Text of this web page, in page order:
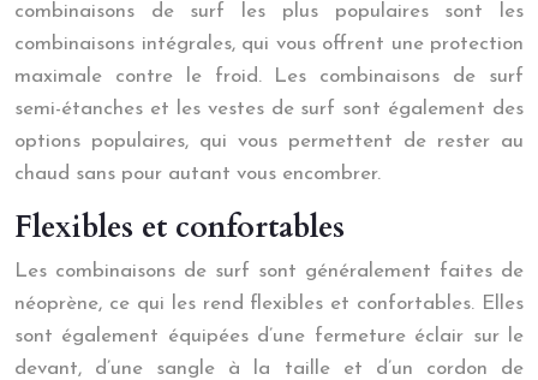
combinaisons de surf les plus populaires sont les
combinaisons intégrales, qui vous offrent une protection
maximale contre le froid. Les combinaisons de surf
semi-étanches et les vestes de surf sont également des
options populaires, qui vous permettent de rester au
chaud sans pour autant vous encombrer.
Flexibles et confortables
Les combinaisons de surf sont généralement faites de
néoprène, ce qui les rend flexibles et confortables. Elles
sont également équipées d’une fermeture éclair sur le
devant, d’une sangle à la taille et d’un cordon de